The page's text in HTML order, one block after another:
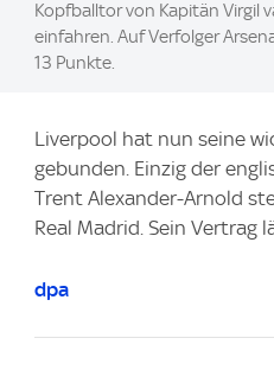
Kopfballtor von Kapitän Virgil
einfahren. Auf Verfolger
13 Punkte.
Liverpool hat nun seine
gebunden. Einzig der
Trent Alexander-Arnold
Real Madrid. Sein Vertrag
dpa